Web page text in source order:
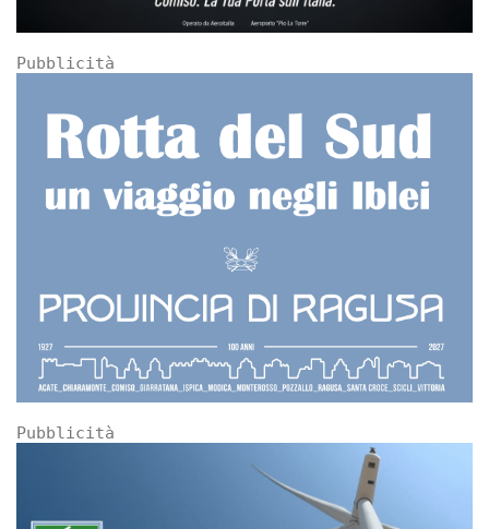
Pubblicità
Pubblicità